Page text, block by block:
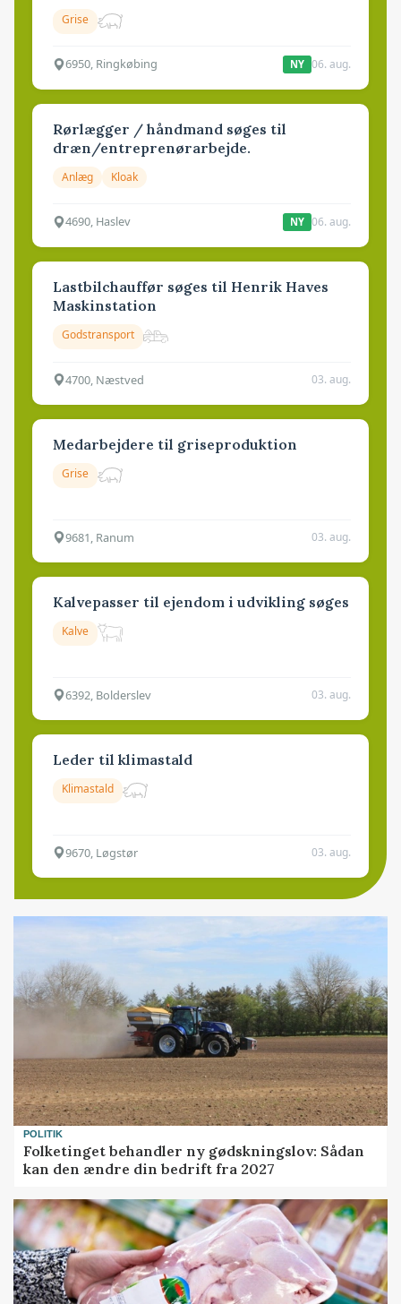
Grise
6950, Ringkøbing NY 06. aug.
Rørlægger / håndmand søges til
dræn/entreprenørarbejde.
Anlæg Kloak
4690, Haslev NY 06. aug.
Lastbilchauffør søges til Henrik Haves
Maskinstation
Godstransport
4700, Næstved 03. aug.
Medarbejdere til griseproduktion
Grise
9681, Ranum 03. aug.
Kalvepasser til ejendom i udvikling søges
Kalve
6392, Bolderslev 03. aug.
Leder til klimastald
Klimastald
9670, Løgstør 03. aug.
POLITIK
Folketinget behandler ny gødskningslov: Sådan
kan den ændre din bedrift fra 2027